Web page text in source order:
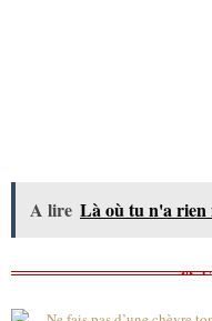
A lire Là où tu n'a rien